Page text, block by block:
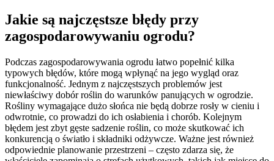
Jakie są najczęstsze błędy przy
zagospodarowywaniu ogrodu?
Podczas zagospodarowywania ogrodu łatwo popełnić kilka
typowych błędów, które mogą wpłynąć na jego wygląd oraz
funkcjonalność. Jednym z najczęstszych problemów jest
niewłaściwy dobór roślin do warunków panujących w ogrodzie.
Rośliny wymagające dużo słońca nie będą dobrze rosły w cieniu i
odwrotnie, co prowadzi do ich osłabienia i chorób. Kolejnym
błędem jest zbyt gęste sadzenie roślin, co może skutkować ich
konkurencją o światło i składniki odżywcze. Ważne jest również
odpowiednie planowanie przestrzeni – często zdarza się, że